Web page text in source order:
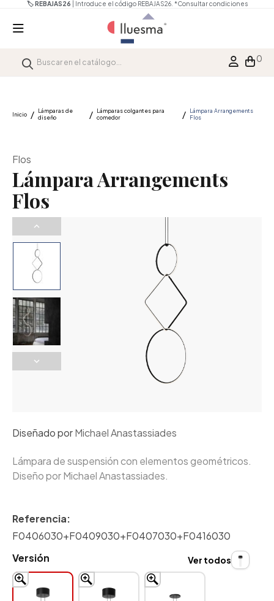
🏷️ REBAJAS26 | Introduce el código REBAJAS26. *Consultar condiciones
0
Inicio
Lámparas de
diseño
Lámparas colgantes para
comedor
Lámpara Arrangements
Flos
Flos
Lámpara Arrangements
Flos
Diseñado porMichael Anastassiades
Lámpara de suspensión con elementos geométricos.
Diseño por Michael Anastassiades.
Referencia:
F0406030+F0409030+F0407030+F0416030
Versión
Ver todos